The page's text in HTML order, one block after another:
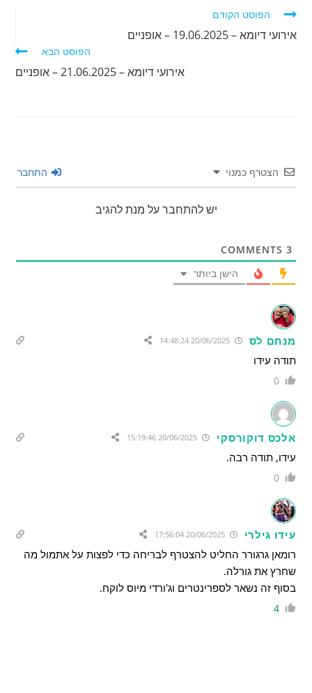
לקרוא
נוספים
הפוסט הקודם
אירועי דיומא – 19.06.2025 – אופניים
הפוסט הבא
אירועי דיומא – 21.06.2025 – אופניים
הצטרף כמנוי התחבר
יש להתחבר על מנת להגיב
3
הישן ביותר
מנחם לס 20/06/2025 14:48:24
תודה עידו
0
אלכס דוקורסקי
עידו, תודה רבה.
0
עידו גילרי 20/06/2025 17:56:04
רומאן גרגורר החליט להצטרף לבריחה כדי לפצות על אתמול מה
שחרץ את גורלה.
בסוף זה נשאר לספרינטרים וג'ורדי מיוס לוקח.
4